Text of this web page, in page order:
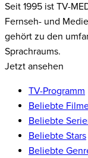
Seit 1995 ist TV-
Fernseh- und
gehört zu den
Sprachraums.
Jetzt ansehen
TV-Programm
Beliebte
Beliebte
Beliebte Stars
Beliebte